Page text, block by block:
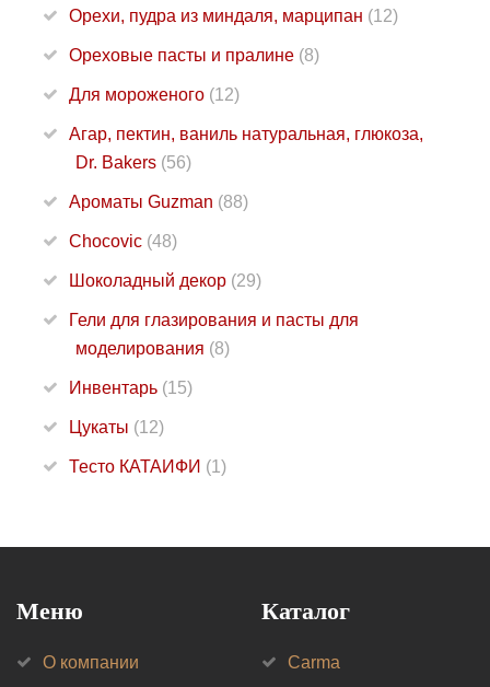
Орехи, пудра из миндаля, марципан (12)
Ореховые пасты и пралине (8)
Для мороженого (12)
Агар, пектин, ваниль натуральная, глюкоза,
Dr. Bakers (56)
Ароматы Guzman (88)
Chocovic (48)
Шоколадный декор (29)
Гели для глазирования и пасты для
моделирования (8)
Инвентарь (15)
Цукаты (12)
Тесто КАТАИФИ (1)
Меню
О компании
Каталог
Carma